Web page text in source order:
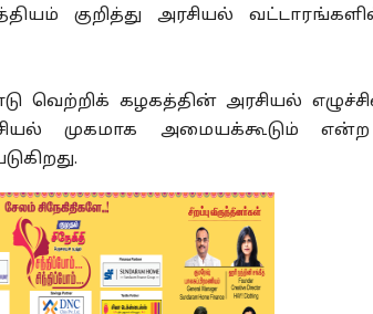
குறித்து அரசியல்
வெற்றிக் கழகத்தின் அரசியல்
முகமாக அமையக்கூடும் என்ற